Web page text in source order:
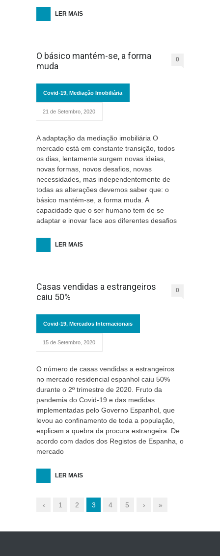
LER MAIS
O básico mantém-se, a forma
muda
0
Covid-19, Mediação Imobiliária
21 de Setembro, 2020
A adaptação da mediação imobiliária O
mercado está em constante transição, todos
os dias, lentamente surgem novas ideias,
novas formas, novos desafios, novas
necessidades, mas independentemente de
todas as alterações devemos saber que: o
básico mantém-se, a forma muda. A
capacidade que o ser humano tem de se
adaptar e inovar face aos diferentes desafios
LER MAIS
Casas vendidas a estrangeiros
caiu 50%
0
Covid-19, Mercados Internacionais
15 de Setembro, 2020
O número de casas vendidas a estrangeiros
no mercado residencial espanhol caiu 50%
durante o 2º trimestre de 2020. Fruto da
pandemia do Covid-19 e das medidas
implementadas pelo Governo Espanhol, que
levou ao confinamento de toda a população,
explicam a quebra da procura estrangeira. De
acordo com dados dos Registos de Espanha, o
mercado
LER MAIS
‹ 1 2 3 4 5 › »